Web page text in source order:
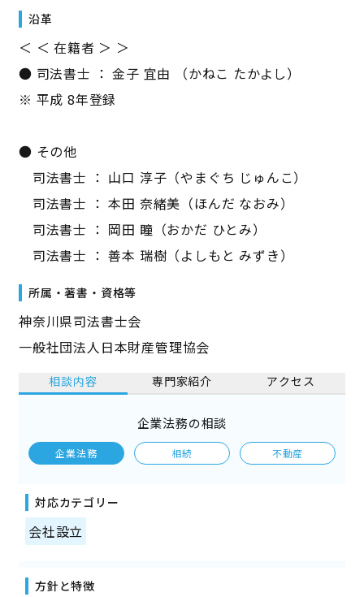
沿革
＜ ＜ 在籍者 ＞ ＞
● 司法書士 ： 金子 宜由 （かねこ たかよし）
※ 平成 8年登録
● その他
司法書士 ： 山口 淳子（やまぐち じゅんこ）
司法書士 ： 本田 奈緒美（ほんだ なおみ）
司法書士 ： 岡田 瞳（おかだ ひとみ）
司法書士 ： 善本 瑞樹（よしもと みずき）
所属・著書・資格等
神奈川県司法書士会
一般社団法人日本財産管理協会
相談内容 専門家紹介 アクセス
企業法務の相談
企業法務 相続 不動産
対応カテゴリー
会社設立
方針と特徴